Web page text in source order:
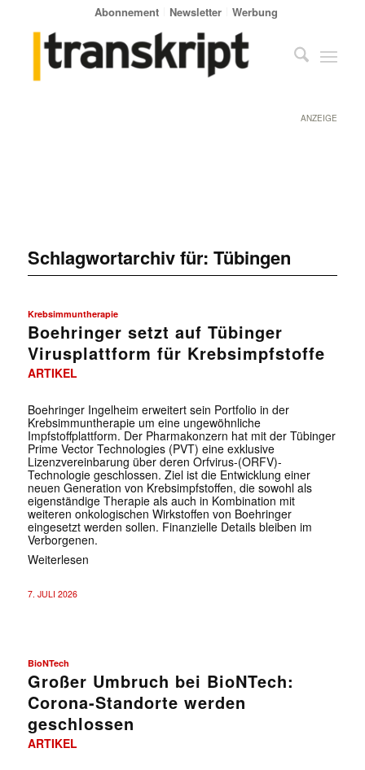
Abonnement Newsletter Werbung
ANZEIGE
Schlagwortarchiv für: Tübingen
Krebsimmuntherapie
Boehringer setzt auf Tübinger
Virusplattform für Krebsimpfstoffe
ARTIKEL
Boehringer Ingelheim erweitert sein Portfolio in der
Krebsimmuntherapie um eine ungewöhnliche
Impfstoffplattform. Der Pharmakonzern hat mit der Tübinger
Prime Vector Technologies (PVT) eine exklusive
Lizenzvereinbarung über deren Orfvirus-(ORFV)-
Technologie geschlossen. Ziel ist die Entwicklung einer
neuen Generation von Krebsimpfstoffen, die sowohl als
eigenständige Therapie als auch in Kombination mit
weiteren onkologischen Wirkstoffen von Boehringer
eingesetzt werden sollen. Finanzielle Details bleiben im
Verborgenen.
Weiterlesen
7. JULI 2026
BioNTech
Großer Umbruch bei BioNTech:
Corona-Standorte werden
geschlossen
ARTIKEL